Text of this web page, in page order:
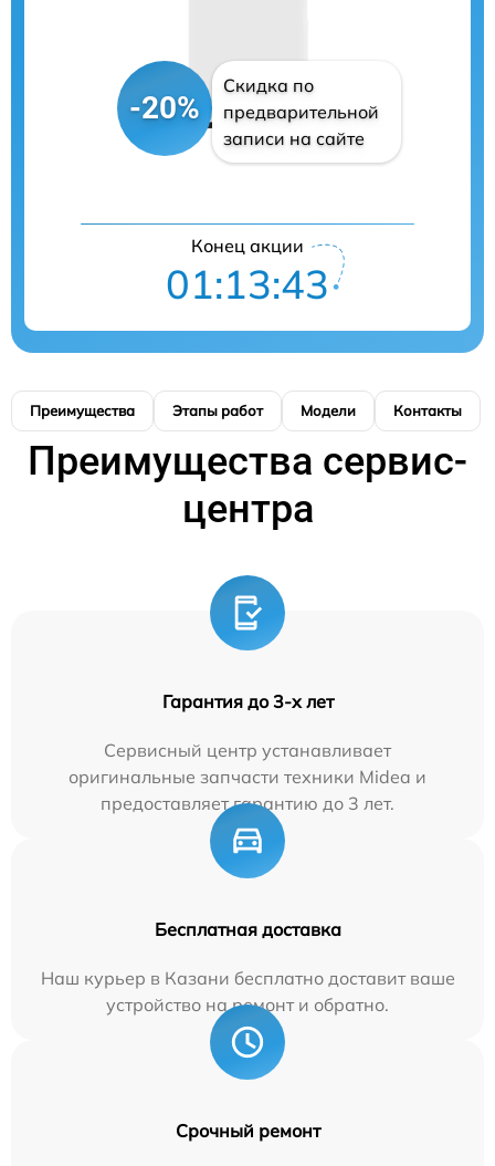
-20%
Скидка по
предварительной
записи на сайте
Конец акции
01:13:42
Преимущества Этапы работ Модели Контакты
Преимущества сервис-
центра
Гарантия до 3-х лет
Сервисный центр устанавливает
оригинальные запчасти техники Midea и
предоставляет гарантию до 3 лет.
Бесплатная доставка
Наш курьер в Казани бесплатно доставит ваше
устройство на ремонт и обратно.
Срочный ремонт